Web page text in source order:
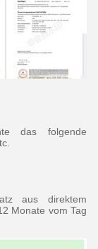
das folgende
aus direktem
Monate vom Tag